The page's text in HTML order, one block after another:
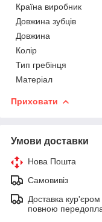
Країна виробник
Довжина зубців
Довжина
Колір
Тип гребінця
Матеріал
Приховати
Умови доставки
Нова Пошта
Самовивіз
Доставка кур'єром
повною